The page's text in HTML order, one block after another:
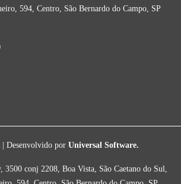
594, Centro, São Bernardo do Campo, SP
Desenvolvido por Universal Software.
3500 conj 2208, Boa Vista, São Caetano do Sul,